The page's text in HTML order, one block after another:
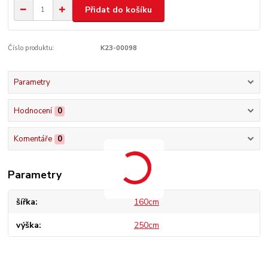
Přidat do košíku
Číslo produktu: K23-00098
Parametry
Hodnocení 0
Komentáře 0
Parametry
šířka 160cm
výška 250cm